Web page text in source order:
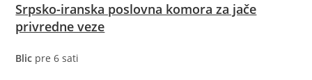
Srpsko-iranska poslovna komora za jače
privredne veze
Blic pre 6 sati